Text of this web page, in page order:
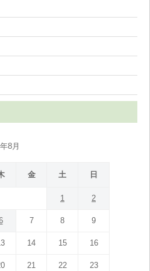
8月
金 土 日
1 2
7 8 9
14 15 16
21 22 23